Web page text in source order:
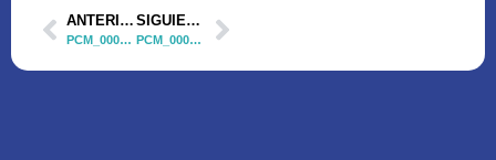
ANTERIOR
PCM_00062 Comunicación Oral 5
SIGUIENTE
PCM_00062 Póster 2